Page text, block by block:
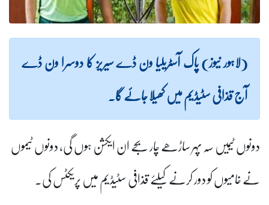
(لاہور نیوز) پاک آسٹریلیا ون ڈے سیریز کا دوسرا ون ڈے
آج قذافی سٹیڈیم میں کھیلا جائے گا۔
دونوں ٹیمیں سہ پہر ساڑھے چار بجے ان ایکشن ہوں گی، دونوں ٹیموں
نے خامیوں کو دور کرنے کیلئے قذافی سٹیڈیم میں پریکٹس کی۔